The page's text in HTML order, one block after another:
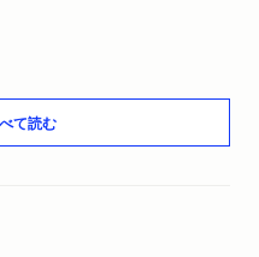
て読む